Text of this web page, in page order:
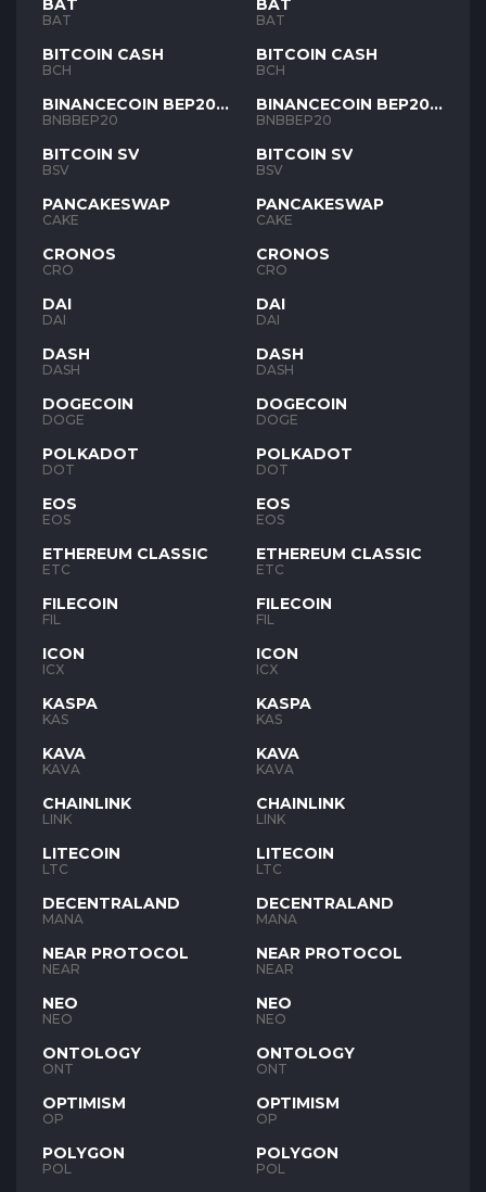
BAT
BAT
BITCOIN CASH
BCH
BINANCECOIN BEP20
BNB
BNBBEP20
BITCOIN SV
BSV
PANCAKESWAP
CAKE
CRONOS
CRO
DAI
DAI
DASH
DASH
DOGECOIN
DOGE
POLKADOT
DOT
EOS
EOS
ETHEREUM CLASSIC
ETC
FILECOIN
FIL
ICON
ICX
KASPA
KAS
KAVA
KAVA
CHAINLINK
LINK
LITECOIN
LTC
DECENTRALAND
MANA
NEAR PROTOCOL
NEAR
NEO
NEO
ONTOLOGY
ONT
OPTIMISM
OP
POLYGON
POL
BAT
BAT
BITCOIN CASH
BCH
BINANCECOIN BEP20
BNB
BNBBEP20
BITCOIN SV
BSV
PANCAKESWAP
CAKE
CRONOS
CRO
DAI
DAI
DASH
DASH
DOGECOIN
DOGE
POLKADOT
DOT
EOS
EOS
ETHEREUM CLASSIC
ETC
FILECOIN
FIL
ICON
ICX
KASPA
KAS
KAVA
KAVA
CHAINLINK
LINK
LITECOIN
LTC
DECENTRALAND
MANA
NEAR PROTOCOL
NEAR
NEO
NEO
ONTOLOGY
ONT
OPTIMISM
OP
POLYGON
POL